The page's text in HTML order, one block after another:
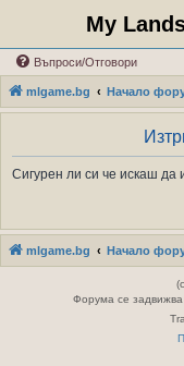
My
Въпроси/Отговори
mlgame.bg Начало
Сигурен ли си че искаш да
mlgame.bg Начало
Форума се задвижва